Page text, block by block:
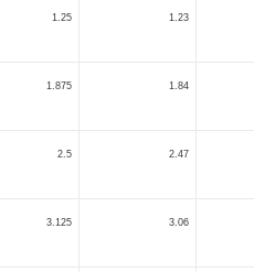
1.25 1.23
1.875 1.84
2.5 2.47
3.125 3.06